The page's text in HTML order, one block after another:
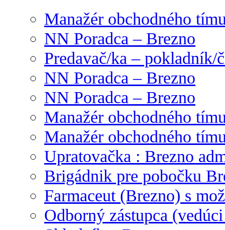
Manažér obchodného
NN Poradca – Brezno
Predavač/ka – pokladník/
NN Poradca – Brezno
NN Poradca – Brezno
Manažér obchodného
Manažér obchodného
Upratovačka : Brezno
Brigádnik pre pobočku
Farmaceut (Brezno) s
Odborný zástupca